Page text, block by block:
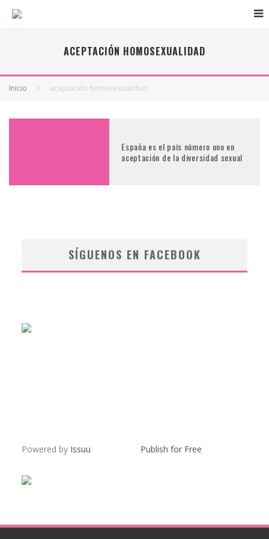
ACEPTACIÓN HOMOSEXUALIDAD
Inicio aceptación homosexualidad
España es el país número uno en
aceptación de la diversidad sexual
SÍGUENOS EN FACEBOOK
Powered by Issuu Publish for Free